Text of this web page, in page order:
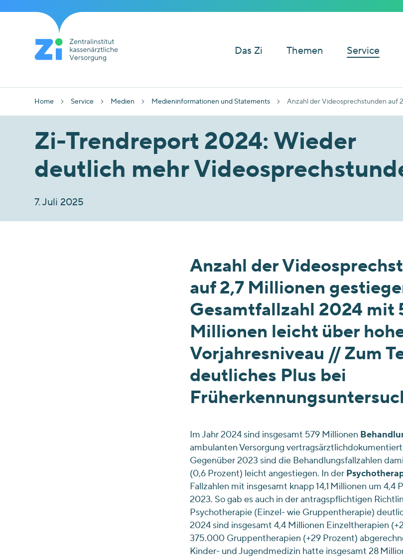
Das Zi Themen Service
Home Service Medien Medieninformationen und Statements Anzahl der Videosprechstunden auf
Zi-Trendreport 2024: Wieder
deutlich mehr
7. Juli 2025
Anzahl der
auf 2,7 Millionen
Gesamtfallzahl 2024 mit
Millionen leicht über
Vorjahresniveau // Zum
deutliches Plus bei
Im Jahr 2024 sind insgesamt 579 Millionen
ambulanten Versorgung
Gegenüber 2023 sind die Behandlungsfallzahlen
(0,6 Prozent) leicht angestiegen. In der
Fallzahlen mit insgesamt knapp 14,1 Millionen um 4,4
2023. So gab es auch in der antragspflichtigen
Psychotherapie (Einzel- wie Gruppentherapie)
2024 sind insgesamt 4,4 Millionen Einzeltherapien
375.000 Gruppentherapien (+29 Prozent)
Kinder- und Jugendmedizin hatte insgesamt 28